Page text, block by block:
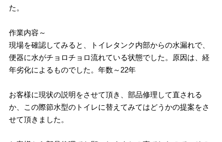
た。
作業内容～
現場を確認してみると、トイレタンク内部からの水漏れで、
便器に水がチョロチョロ流れている状態でした。原因は、経
年劣化によるものでした。年数～22年
お客様に現状の説明をさせて頂き、部品修理して直される
か、この際節水型のトイレに替えてみてはどうかの提案をさ
せて頂きました。